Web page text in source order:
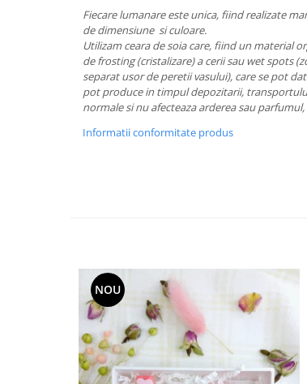
Fiecare lumanare este unica, fiind realizate
de dimensiune si culoare.
Utilizam ceara de soia care, fiind un material
de frosting (cristalizare) a cerii sau wet spots
separat usor de peretii vasului), care se pot
pot produce in timpul depozitarii,
normale si nu afecteaza arderea sau
Informatii conformitate produs
NOU